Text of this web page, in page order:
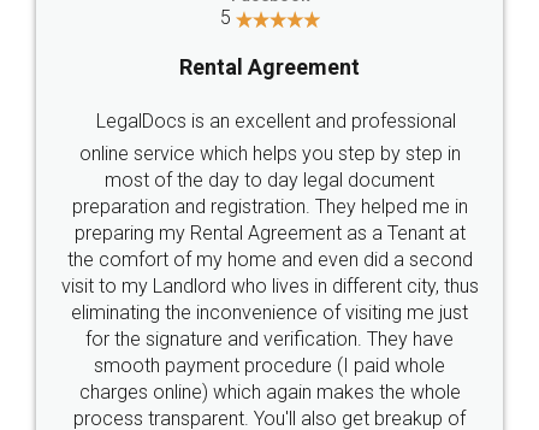
Head Office
307-308 , Building No 3,
Sector 3, Millenium Business
Park (MBP) Mahape 400710
Email
hello@legaldocs.co.in
Call us at
SHOW US SOME LOVE ON
SOCIAL MEDIA